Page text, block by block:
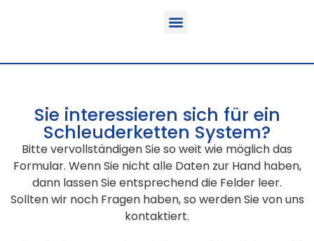
Sie interessieren sich für ein
Schleuderketten System?
Bitte vervollständigen Sie so weit wie möglich das
Formular. Wenn Sie nicht alle Daten zur Hand haben,
dann lassen Sie entsprechend die Felder leer.
Sollten wir noch Fragen haben, so werden Sie von uns
kontaktiert.